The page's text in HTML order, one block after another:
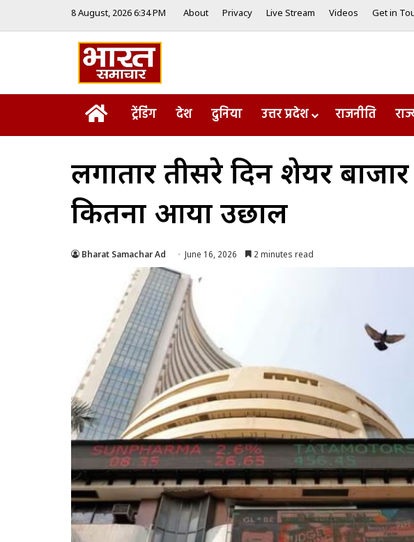
8 August, 2026 6:34 PM About Privacy Live Stream Videos Get in
Homeट्रेंडिंग देश दुनिया उत्तर प्रदेश राजनीति
लगातार तीसरे दिन शेयर
कितना आया उछाल
Bharat Samachar Ad June 16, 2026 2 minutes read